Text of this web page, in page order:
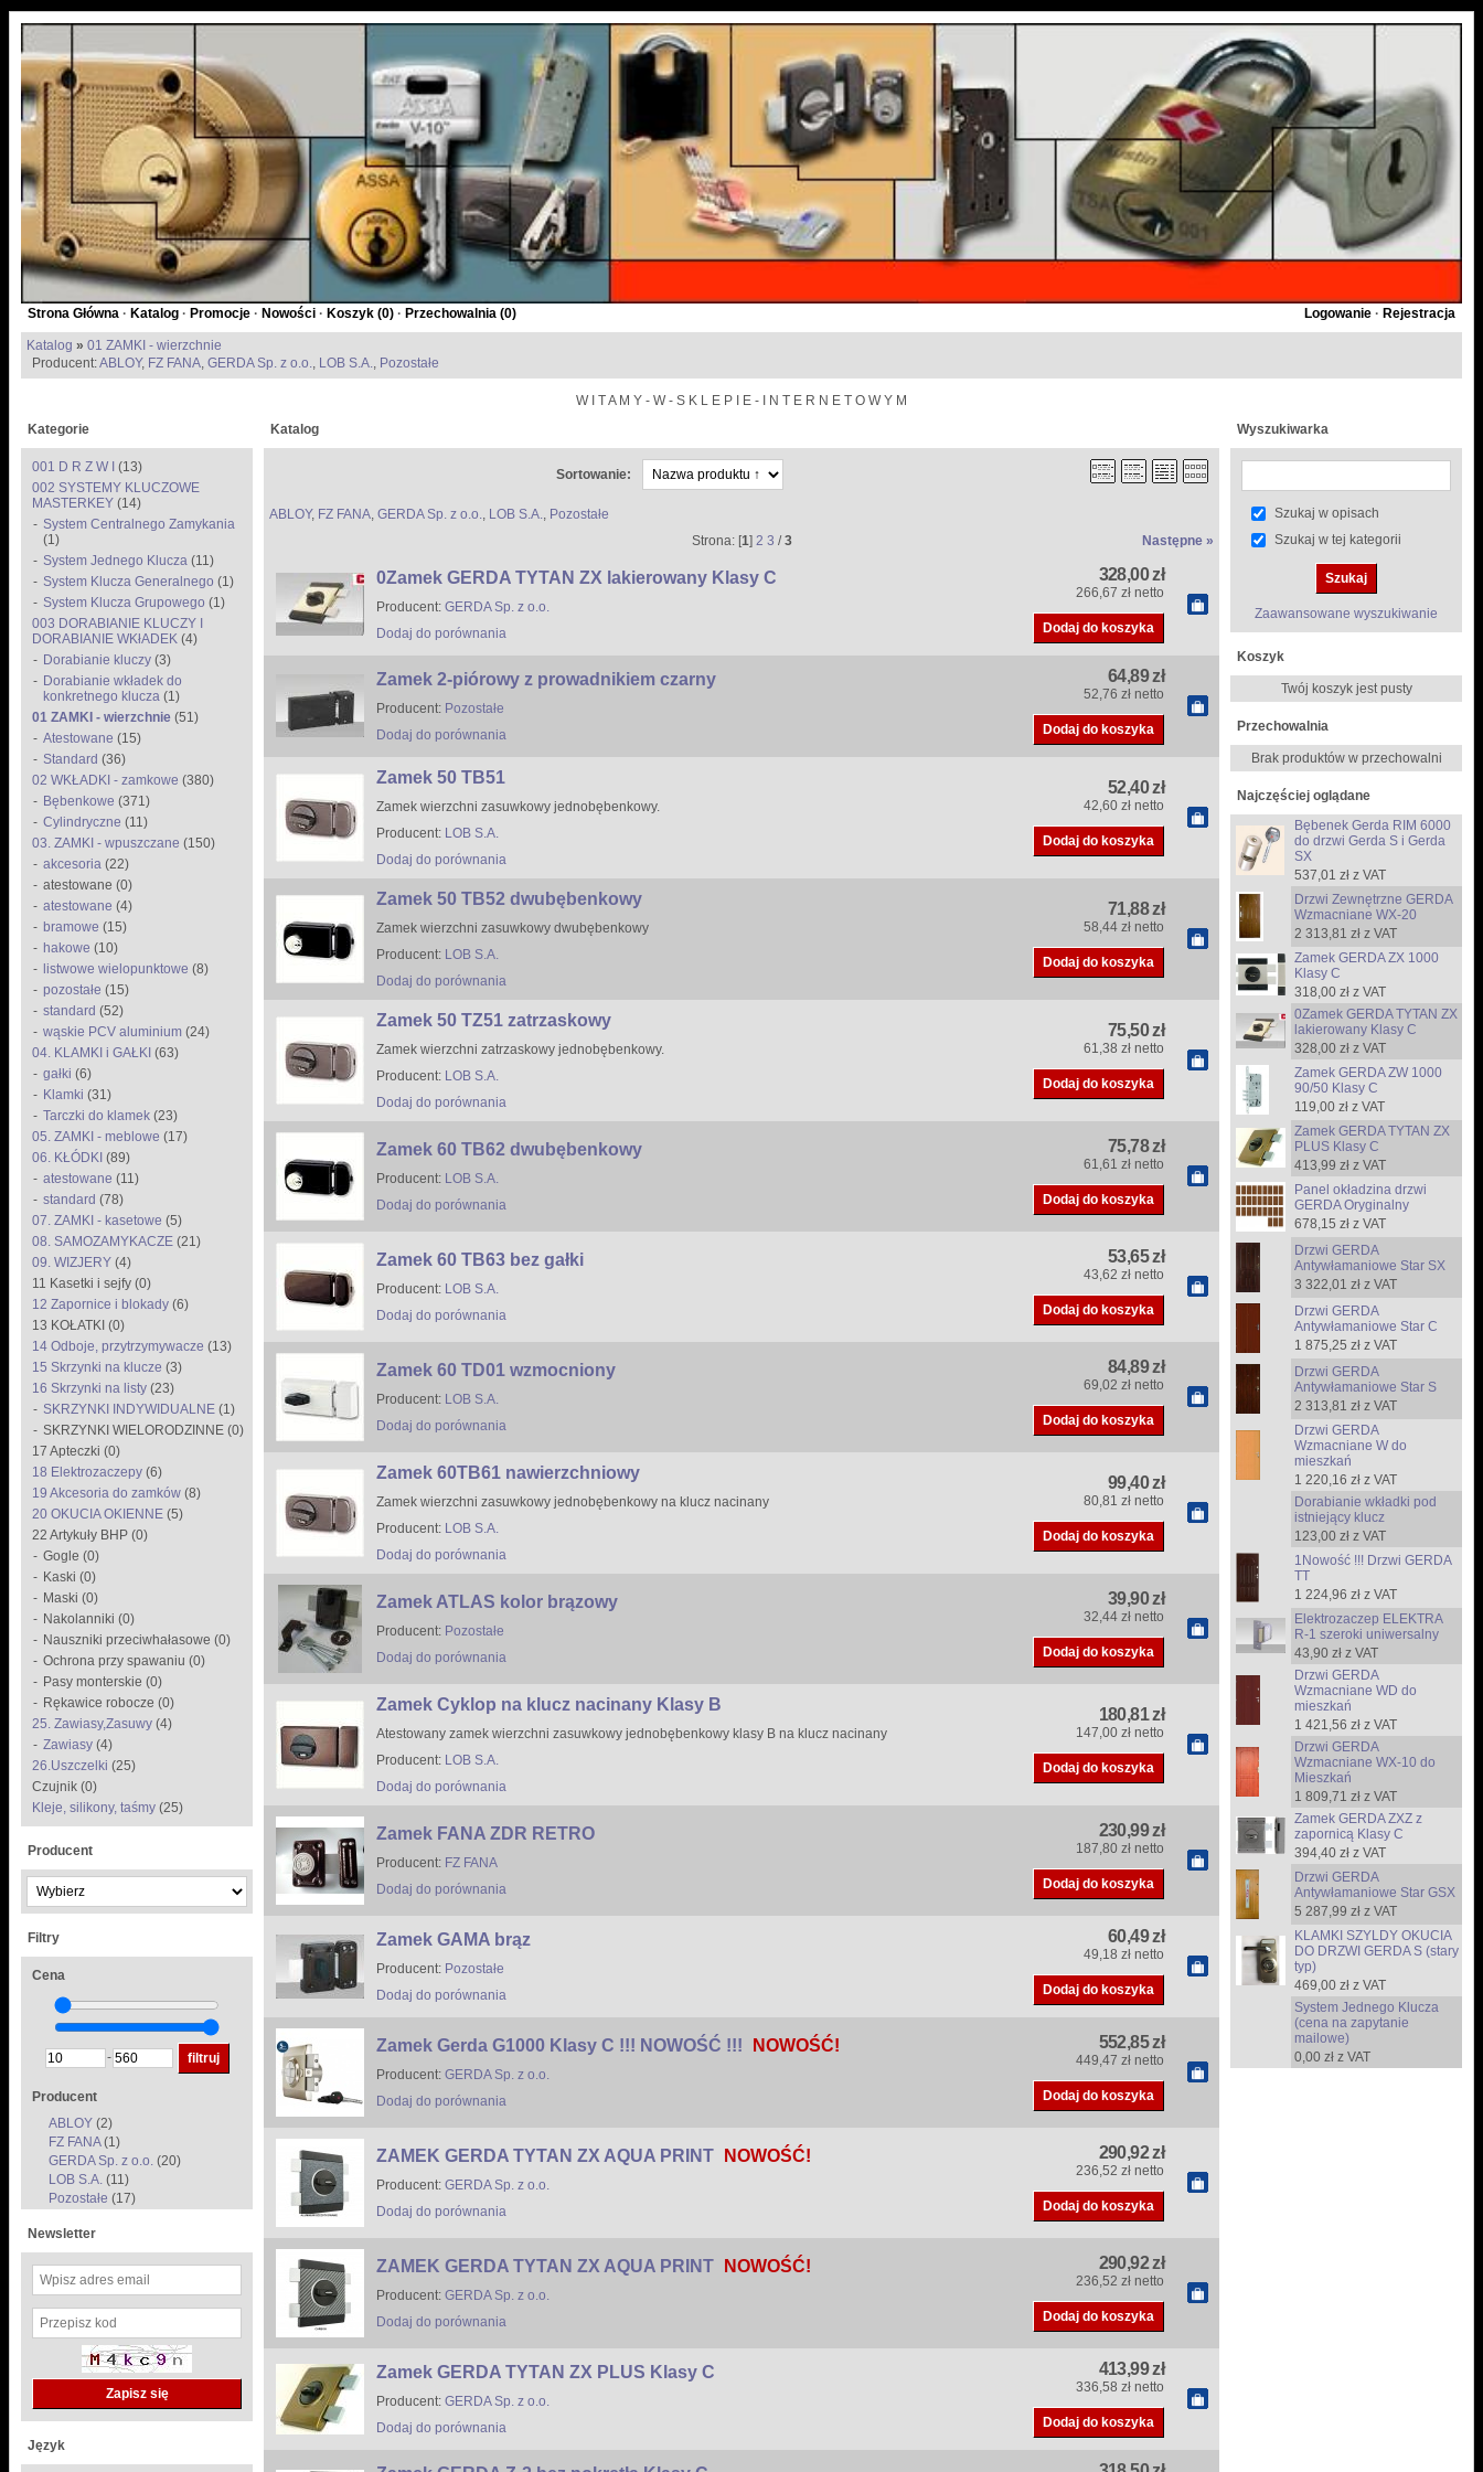
Strona Główna · Katalog · Promocje · Nowości · Koszyk (0) · Przechowalnia (0) Logowanie · Rejestracja
Katalog » 01 ZAMKI - wierzchnie
Producent:ABLOY, FZ FANA, GERDA Sp. z o.o., LOB S.A., Pozostałe
W I T A M Y - W - S K L E P I E - I N T E R N E T O W Y M
Kategorie
001 D R Z W I
(13)
002 SYSTEMY KLUCZOWE
MASTERKEY (14)
System Centralnego Zamykania
(1)
System Jednego Klucza (11)
System Klucza Generalnego (1)
System Klucza Grupowego (1)
003 DORABIANIE KLUCZY I
DORABIANIE WKłADEK (4)
Dorabianie kluczy (3)
Dorabianie wkładek do
konkretnego klucza (1)
01 ZAMKI - wierzchnie (51)
Atestowane (15)
Standard (36)
02 WKŁADKI - zamkowe (380)
Bębenkowe (371)
Cylindryczne (11)
03. ZAMKI - wpuszczane (150)
akcesoria (22)
atestowane (0)
atestowane (4)
bramowe (15)
hakowe (10)
listwowe wielopunktowe (8)
pozostałe (15)
standard (52)
wąskie PCV aluminium (24)
04. KLAMKI i GAŁKI (63)
gałki (6)
Klamki (31)
Tarczki do klamek (23)
05. ZAMKI - meblowe (17)
06. KŁÓDKI (89)
atestowane (11)
standard (78)
07. ZAMKI - kasetowe (5)
08. SAMOZAMYKACZE (21)
09. WIZJERY (4)
11 Kasetki i sejfy (0)
12 Zapornice i blokady (6)
13 KOŁATKI (0)
14 Odboje, przytrzymywacze (13)
15 Skrzynki na klucze (3)
16 Skrzynki na listy (23)
SKRZYNKI INDYWIDUALNE (1)
SKRZYNKI WIELORODZINNE (0)
17 Apteczki (0)
18 Elektrozaczepy (6)
19 Akcesoria do zamków (8)
20 OKUCIA OKIENNE (5)
22 Artykuły BHP (0)
Gogle (0)
Kaski (0)
Maski (0)
Nakolanniki (0)
Nauszniki przeciwhałasowe (0)
Ochrona przy spawaniu (0)
Pasy monterskie (0)
Rękawice robocze (0)
25. Zawiasy,Zasuwy (4)
Zawiasy (4)
26.Uszczelki (25)
Czujnik (0)
Kleje, silikony, taśmy (25)
Producent
Filtry
Cena
-
Producent
ABLOY (2)
FZ FANA(1)
GERDA Sp. z o.o. (20)
LOB S.A. (11)
Pozostałe (17)
Newsletter
Język
Katalog
Sortowanie:
ABLOY, FZ FANA, GERDA Sp. z o.o., LOB S.A., Pozostałe
Strona: [1] 2 3 /3 Następne »
0Zamek GERDA TYTAN ZX lakierowany Klasy C
Producent: GERDA Sp. z o.o.
Dodaj do porównania
328,00 zł
266,67 zł netto
Zamek 2-piórowy z prowadnikiem czarny
Producent: Pozostałe
Dodaj do porównania
64,89 zł
52,76 zł netto
Zamek 50 TB51
Zamek wierzchni zasuwkowy jednobębenkowy.
Producent: LOB S.A.
Dodaj do porównania
52,40 zł
42,60 zł netto
Zamek 50 TB52 dwubębenkowy
Zamek wierzchni zasuwkowy dwubębenkowy
Producent: LOB S.A.
Dodaj do porównania
71,88 zł
58,44 zł netto
Zamek 50 TZ51 zatrzaskowy
Zamek wierzchni zatrzaskowy jednobębenkowy.
Producent: LOB S.A.
Dodaj do porównania
75,50 zł
61,38 zł netto
Zamek 60 TB62 dwubębenkowy
Producent: LOB S.A.
Dodaj do porównania
75,78 zł
61,61 zł netto
Zamek 60 TB63 bez gałki
Producent: LOB S.A.
Dodaj do porównania
53,65 zł
43,62 zł netto
Zamek 60 TD01 wzmocniony
Producent: LOB S.A.
Dodaj do porównania
84,89 zł
69,02 zł netto
Zamek 60TB61 nawierzchniowy
Zamek wierzchni zasuwkowy jednobębenkowy na klucz nacinany
Producent: LOB S.A.
Dodaj do porównania
99,40 zł
80,81 zł netto
Zamek ATLAS kolor brązowy
Producent: Pozostałe
Dodaj do porównania
39,90 zł
32,44 zł netto
Zamek Cyklop na klucz nacinany Klasy B
Atestowany zamek wierzchni zasuwkowy jednobębenkowy klasy B na klucz nacinany
Producent: LOB S.A.
Dodaj do porównania
180,81 zł
147,00 zł netto
Zamek FANA ZDR RETRO
Producent: FZ FANA
Dodaj do porównania
230,99 zł
187,80 zł netto
Zamek GAMA brąz
Producent: Pozostałe
Dodaj do porównania
60,49 zł
49,18 zł netto
Zamek Gerda G1000 Klasy C !!! NOWOŚĆ !!! NOWOŚĆ!
Producent: GERDA Sp. z o.o.
Dodaj do porównania
552,85 zł
449,47 zł netto
ZAMEK GERDA TYTAN ZX AQUA PRINT NOWOŚĆ!
Producent: GERDA Sp. z o.o.
Dodaj do porównania
290,92 zł
236,52 zł netto
ZAMEK GERDA TYTAN ZX AQUA PRINT NOWOŚĆ!
Producent: GERDA Sp. z o.o.
Dodaj do porównania
290,92 zł
236,52 zł netto
Zamek GERDA TYTAN ZX PLUS Klasy C
Producent: GERDA Sp. z o.o.
Dodaj do porównania
413,99 zł
336,58 zł netto
Wyszukiwarka
Szukaj w opisach
Szukaj w tej kategorii
Zaawansowane wyszukiwanie
Koszyk
Twój koszyk jest pusty
Przechowalnia
Brak produktów w przechowalni
Najczęściej oglądane
Bębenek Gerda RIM 6000
do drzwi Gerda S i Gerda
SX
537,01 zł z VAT
Drzwi Zewnętrzne GERDA
Wzmacniane WX-20
2 313,81 zł z VAT
Zamek GERDA ZX 1000
Klasy C
318,00 zł z VAT
0Zamek GERDA TYTAN ZX
lakierowany Klasy C
328,00 zł z VAT
Zamek GERDA ZW 1000
90/50 Klasy C
119,00 zł z VAT
Zamek GERDA TYTAN ZX
PLUS Klasy C
413,99 zł z VAT
Panel okładzina drzwi
GERDA Oryginalny
678,15 zł z VAT
Drzwi GERDA
Antywłamaniowe Star SX
3 322,01 zł z VAT
Drzwi GERDA
Antywłamaniowe Star C
1 875,25 zł z VAT
Drzwi GERDA
Antywłamaniowe Star S
2 313,81 zł z VAT
Drzwi GERDA
Wzmacniane W do
mieszkań
1 220,16 zł z VAT
Dorabianie wkładki pod
istniejący klucz
123,00 zł z VAT
1Nowość !!! Drzwi GERDA
TT
1 224,96 zł z VAT
Elektrozaczep ELEKTRA
R-1 szeroki uniwersalny
43,90 zł z VAT
Drzwi GERDA
Wzmacniane WD do
mieszkań
1 421,56 zł z VAT
Drzwi GERDA
Wzmacniane WX-10 do
Mieszkań
1 809,71 zł z VAT
Zamek GERDA ZXZ z
zapornicą Klasy C
394,40 zł z VAT
Drzwi GERDA
Antywłamaniowe Star GSX
5 287,99 zł z VAT
KLAMKI SZYLDY OKUCIA
DO DRZWI GERDA S (stary
typ)
469,00 zł z VAT
System Jednego Klucza
(cena na zapytanie
mailowe)
0,00 zł z VAT